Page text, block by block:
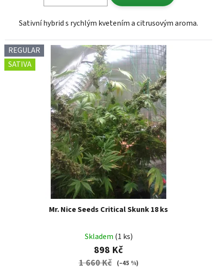
Sativní hybrid s rychlým kvetením a citrusovým aroma.
REGULAR
SATIVA
Mr. Nice Seeds Critical Skunk 18 ks
Skladem (1 ks)
898 Kč
1 660 Kč (–45 %)